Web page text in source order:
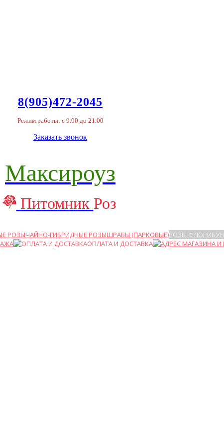
8(905)472-2045
Режим работы: с 9.00 до 21.00
Заказать звонок
Максироуз
Питомник Роз
РОЗЫЧАЙНО-ГИБРИДНЫЕ РОЗЫШРАБЫ (ПАРКОВЫЕ)РОЗЫ
ОПЛАТА И ДОСТАВКА